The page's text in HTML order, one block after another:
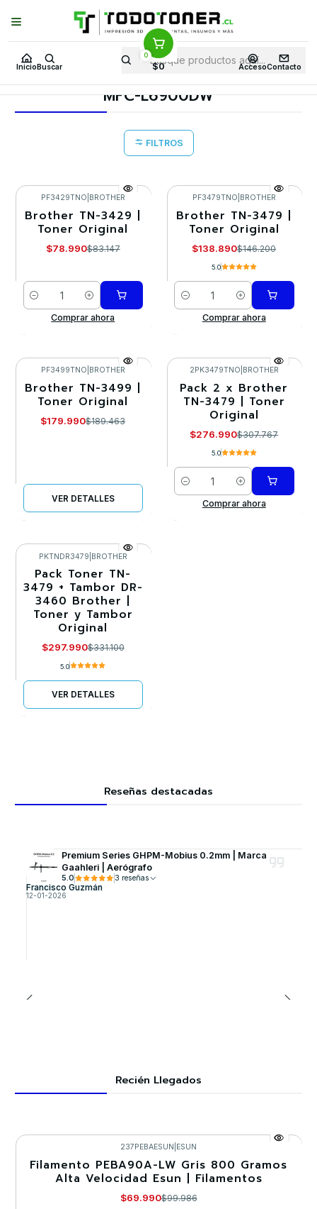
Inicio Buscar
0
$0 AccesoContacto
Puedes Elegir: Comprar enTienda· Despachoa Todo Chile · Retiro en
Tienda en24 Horas
Inicio Toner y tambor Toner Original BROTHER
Equipos BROTHER MFC-L6900DW
MFC-L6900DW
FILTROS
-5%
PF3429TNO BROTHER
Brother TN-3429 |
Toner Original
$78.990$83.147
Cantidad
Comprar ahora
-5%
PF3479TNO BROTHER
Brother TN-3479 |
Toner Original
$138.890$146.200
5.0
Cantidad
Comprar ahora
-5%
PF3499TNO BROTHER
Brother TN-3499 |
Toner Original
$179.990$189.463
VER DETALLES
-10%
2PK3479TNO BROTHER
Pack 2 x Brother
TN-3479 | Toner
Original
$276.990$307.767
5.0
Cantidad
Comprar ahora
-10%
Agotado
PKTNDR3479 BROTHER
Pack Toner TN-
3479 + Tambor DR-
3460 Brother |
Toner y Tambor
Original
$297.990$331.100
5.0
VER DETALLES
Reseñas destacadas
Premium Series GHPM-Mobius 0.2mm | Marca
Gaahleri | Aerógrafo
5.0 3 reseñas
Francisco Guzmán
12-01-2026
Recién Llegados
-30%
237PEBAESUN ESUN
Filamento PEBA90A-LW Gris 800 Gramos
Alta Velocidad Esun | Filamentos
$69.990$99.986